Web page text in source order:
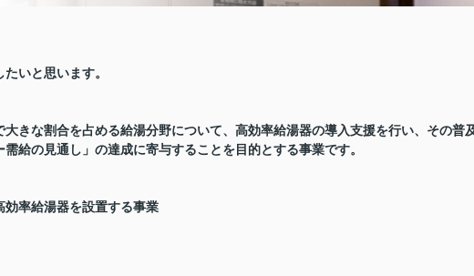
いと思います。
大きな割合を占める給湯分野について、高効率給湯器の導入支援を行い、その普
給の見通し」の達成に寄与することを目的とする事業です。
効率給湯器を設置する事業